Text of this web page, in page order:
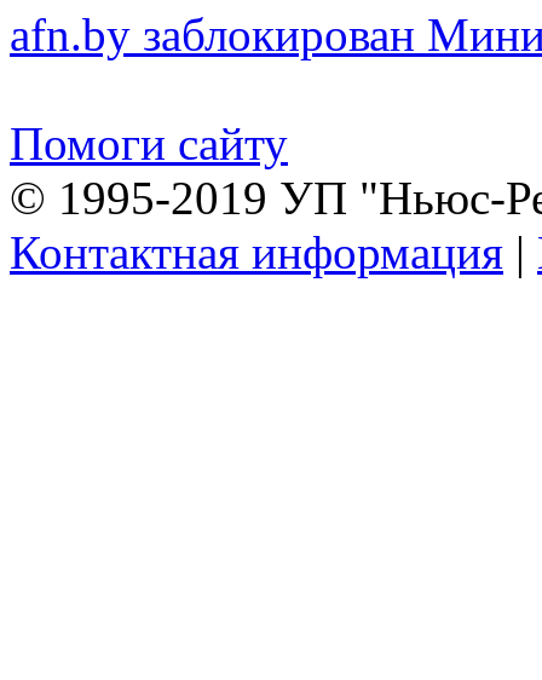
afn.by заблокирован
Помоги сайту
© 1995-2019 УП "Ньюс-
Контактная информация |